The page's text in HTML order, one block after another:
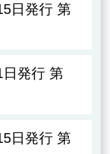
日発行 第
発行 第
日発行 第